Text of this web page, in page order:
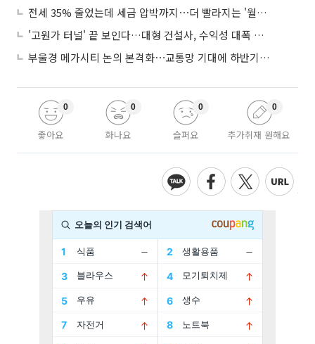
전세 35% 줄었는데 세금 압박까지⋯더 빨라지는 '월세화'
'고원가 터널' 끝 보인다…대형 건설사, 수익성 대폭 개선
부울경 메가시티 논의 본격화⋯교통망 기대에 하반기 분양시장 '주목'
좋아요
0
화나요
0
슬퍼요
0
추가취재 원해요
0